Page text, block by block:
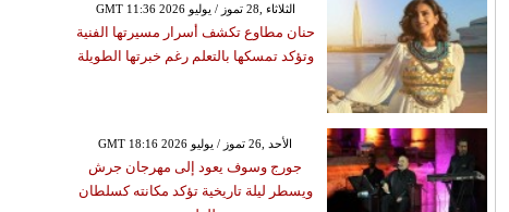
GMT 11:36 2026 الثلاثاء ,28 تموز / يوليو
حنان مطاوع تكشف أسرار مسيرتها الفنية
وتؤكد تمسكها بالتعلم رغم خبرتها الطويلة
GMT 18:16 2026 الأحد ,26 تموز / يوليو
جورج وسوف يعود إلى مهرجان جرش
ويسطر ليلة تاريخية تؤكد مكانته كسلطان